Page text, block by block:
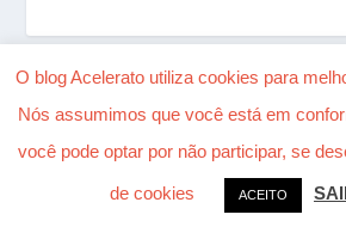
Desenhado porElegant Themes|
O blog Acelerato utiliza cookies para
Nós assumimos que você está em
você pode optar por não participar, se
de cookies ACEITO